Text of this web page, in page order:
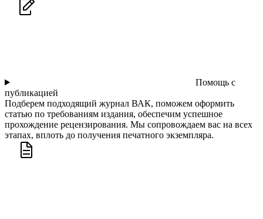
Помощь с
публикацией
Подберем подходящий журнал ВАК, поможем оформить
статью по требованиям издания, обеспечим успешное
прохождение рецензирования. Мы сопровождаем вас на всех
этапах, вплоть до получения печатного экземпляра.